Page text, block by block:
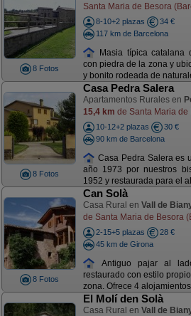
8 Fotos
Santa Maria de Besora
8-10+2 plazas
34 €
117 km de Barcelona
Masia típica catalana
con piedra de la zona y
y bonito rodeada de
8 Fotos
Casa Pedra Salera
Apartamentos Rurales en
15,4 km de Santa Maria de
10-12+2 plazas
30 €
90 km de Barcelona
Casa Pedra Salera es
año 1973 por nuestros
1952 y restaurada para el
8 Fotos
Can Solà
Casa Rural en Vall de
de Santa Maria de Besora
2-15+5 plazas
28 €
45 km de Girona
Antiguo pajar al
restaurado con estilo
zona. Ofrece 4
El Molí den Solà
Casa Rural en Vall de